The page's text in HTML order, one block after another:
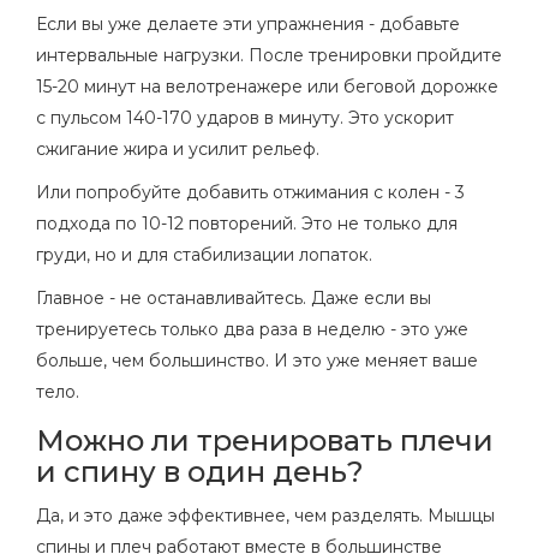
Если вы уже делаете эти упражнения - добавьте
интервальные нагрузки. После тренировки пройдите
15-20 минут на велотренажере или беговой дорожке
с пульсом 140-170 ударов в минуту. Это ускорит
сжигание жира и усилит рельеф.
Или попробуйте добавить отжимания с колен - 3
подхода по 10-12 повторений. Это не только для
груди, но и для стабилизации лопаток.
Главное - не останавливайтесь. Даже если вы
тренируетесь только два раза в неделю - это уже
больше, чем большинство. И это уже меняет ваше
тело.
Можно ли тренировать плечи
и спину в один день?
Да, и это даже эффективнее, чем разделять. Мышцы
спины и плеч работают вместе в большинстве